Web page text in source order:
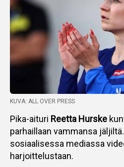
KUVA: ALL OVER PRESS
Pika-aituri Reetta Hurske
parhaillaan vammansa
sosiaalisessa mediassa
harjoittelustaan.